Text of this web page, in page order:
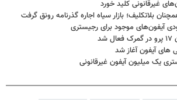
غیرقانونی کلید خورد
بلاتکلیف؛ بازار سیاه اجاره گذرنامه رونق گرفت
آیفون‌های موجود برای رجیستری
آیفون آغاز شد
یک میلیون آیفون غیرقانونی